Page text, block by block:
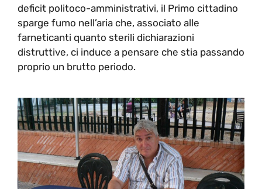
deficit politoco-amministrativi, il Primo cittadino
sparge fumo nell’aria che, associato alle
farneticanti quanto sterili dichiarazioni
distruttive, ci induce a pensare che stia passando
proprio un brutto periodo.